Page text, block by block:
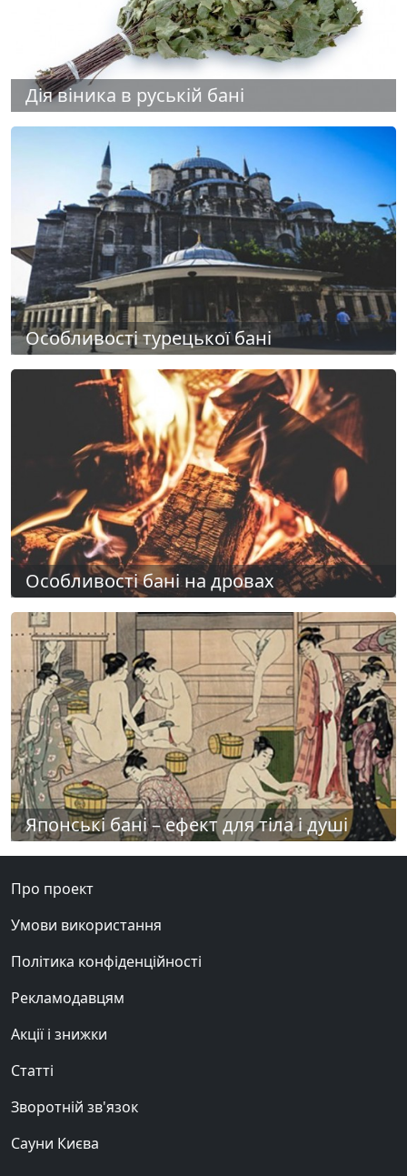
Дія віника в руській бані
Особливості турецької бані
Особливості бані на дровах
Японські бані – ефект для тіла і душі
Про проект
Умови використання
Політика конфіденційності
Рекламодавцям
Акції і знижки
Статті
Зворотній зв'язок
Сауни Києва